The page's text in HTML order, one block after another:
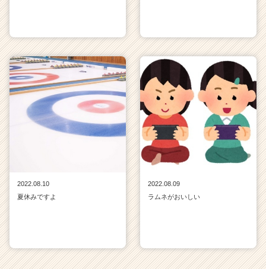
2022.08.10
夏休みですよ
2022.08.09
ラムネがおいしい